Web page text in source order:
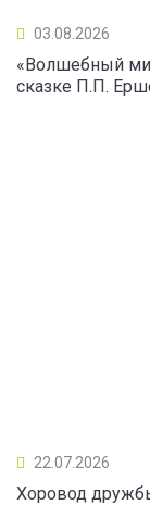
03.08.2026
«Волшебный
сказке П.П.
22.07.2026
Хоровод